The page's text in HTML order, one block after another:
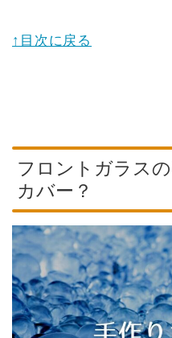
↑目次に戻る
フロントガラス
カバー？